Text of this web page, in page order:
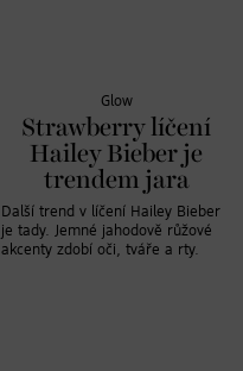
Glow
Strawberry líčení
Hailey Bieber je
trendem jara
Další trend v líčení Hailey Bieber
je tady. Jemné jahodově růžové
akcenty zdobí oči, tváře a rty.